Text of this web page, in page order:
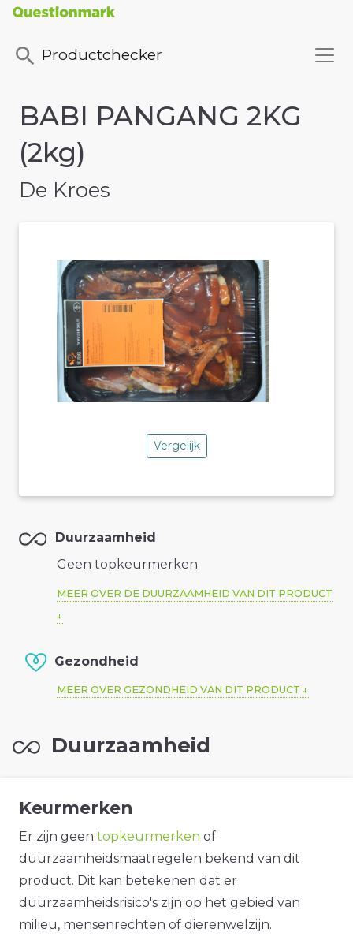
Productchecker
BABI PANGANG 2KG
(2kg)
De Kroes
Vergelijk
Duurzaamheid
Geen topkeurmerken
MEER OVER DE DUURZAAMHEID VAN DIT PRODUCT
Gezondheid
MEER OVER GEZONDHEID VAN DIT PRODUCT
Duurzaamheid
Keurmerken
Er zijn geen topkeurmerken of
duurzaamheidsmaatregelen bekend van dit
product. Dit kan betekenen dat er
duurzaamheidsrisico's zijn op het gebied van
milieu, mensenrechten of dierenwelzijn.